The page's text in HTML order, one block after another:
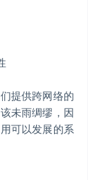
提供跨网络的
未雨绸缪，因
可以发展的系